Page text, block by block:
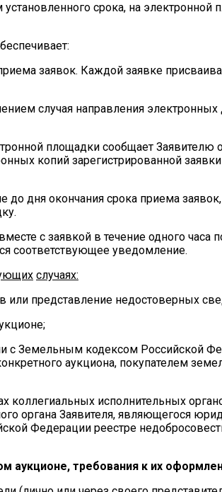
срока, на электронной
заявок. Каждой заявке
случая направления
площадки сообщает Заявителю
копий зарегистрированной
до дня окончания срока приема
с заявкой в течение одного часа
соответствующее уведомление.
случаях:
или представление недостоверных
с Земельным кодексом Российской
аукциона, покупателем
коллегиальных исполнительных
органа Заявителя, являющегося
Федерации реестре
аукционе, требования к их